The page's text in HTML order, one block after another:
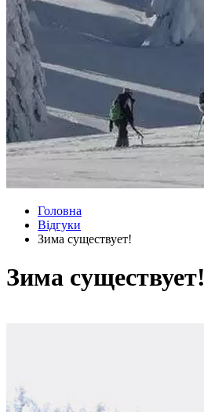
Головна
Відгуки
Зима существует!
Зима существует!